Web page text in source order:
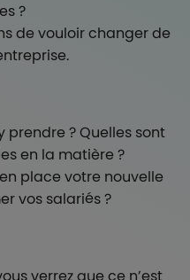
?
de vouloir changer de
? Quelles sont
en la matière ?
place votre nouvelle
vos salariés ?